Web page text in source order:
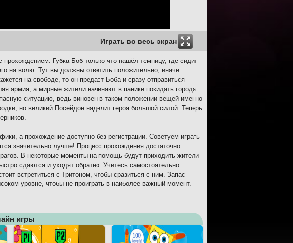
Играть во весь экран
Губка Боб только что нашёл темницу, где сидит
на волю. Тут вы должны ответить положительно, иначе
на свободе, то он предаст Боба и сразу отправиться
армия, а мирные жители начинают в панике покидать города.
ситуацию, ведь виновен в таком положении вещей именно
но великий Посейдон наделит героя большой силой. Теперь
а прохождение доступно без регистрации. Советуем играть
значительно лучше! Процесс прохождения достаточно
В некоторые моменты на помощь будут приходить жители
сдаются и уходят обратно. Учитесь самостоятельно
встретиться с Тритоном, чтобы сразиться с ним. Запас
уровне, чтобы не проиграть в наиболее важный момент.
игры